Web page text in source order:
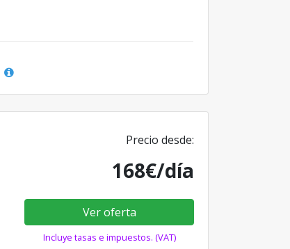
Precio desde:
168€/día
Ver oferta
Incluye tasas e impuestos. (VAT)